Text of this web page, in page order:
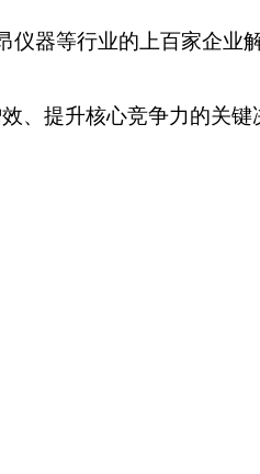
仪器等行业的上百家企业
、提升核心竞争力的关键